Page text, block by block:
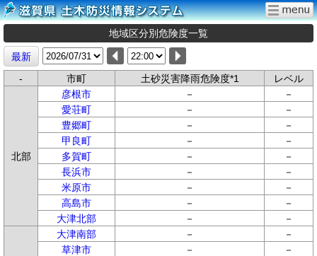
地域区分別危険度一覧
最新
-
市町 土砂災害降雨危険度*1 レベル
北部
彦根市 －
－
愛荘町
－
－
豊郷町
－
－
甲良町
－
－
多賀町
－
－
長浜市
－
－
米原市
－
－
高島市
－
－
大津北部
－ －
大津南部 －
－
草津市
－
－